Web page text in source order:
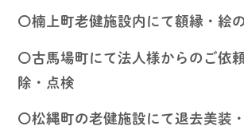
〇楠上町老健施設内にて額縁・絵
〇古馬場町にて法人様からのご依
除・点検
〇松縄町の老健施設にて退去美装